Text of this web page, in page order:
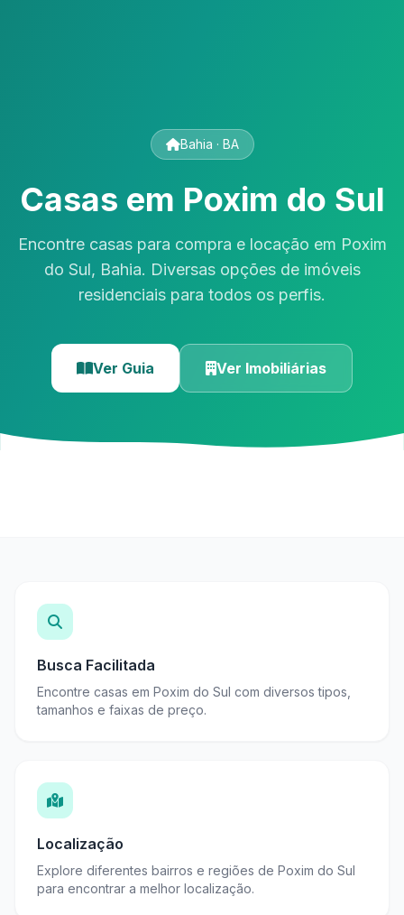
Bahia · BA
Casas em Poxim do Sul
Encontre casas para compra e locação em Poxim
do Sul, Bahia. Diversas opções de imóveis
residenciais para todos os perfis.
Ver Guia Ver Imobiliárias
Busca Facilitada
Encontre casas em Poxim do Sul com diversos tipos,
tamanhos e faixas de preço.
Localização
Explore diferentes bairros e regiões de Poxim do Sul
para encontrar a melhor localização.